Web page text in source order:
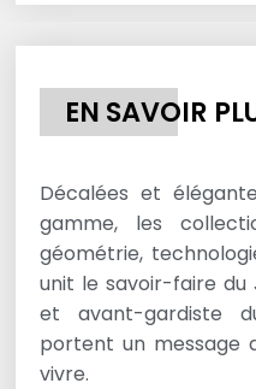
EN SAVOIR
Décalées et
gamme, les
géométrie,
unit le savoir-faire du
et avant-gardiste
portent un message
vivre.